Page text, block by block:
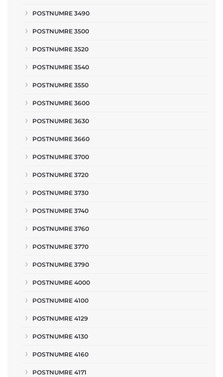
POSTNUMRE 3490
POSTNUMRE 3500
POSTNUMRE 3520
POSTNUMRE 3540
POSTNUMRE 3550
POSTNUMRE 3600
POSTNUMRE 3630
POSTNUMRE 3660
POSTNUMRE 3700
POSTNUMRE 3720
POSTNUMRE 3730
POSTNUMRE 3740
POSTNUMRE 3760
POSTNUMRE 3770
POSTNUMRE 3790
POSTNUMRE 4000
POSTNUMRE 4100
POSTNUMRE 4129
POSTNUMRE 4130
POSTNUMRE 4160
POSTNUMRE 4171